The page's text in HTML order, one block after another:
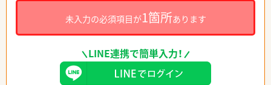
未入力の必須項目が1箇所あります
LINE連携で簡単入力！